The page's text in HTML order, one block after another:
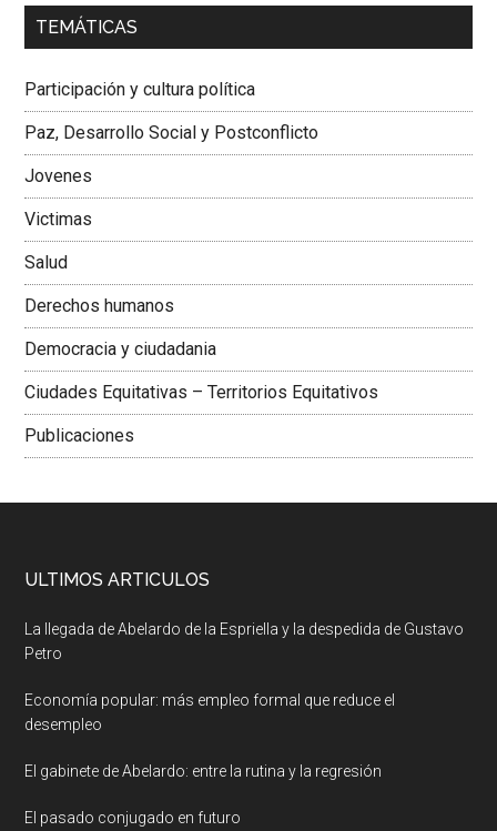
00:00 01:04
Dra. Carolina Corcho Mejía,Presidenta Corporación
Colombiana
TEMÁTICAS
Participación y cultura política
Paz, Desarrollo Social y Postconflicto
Jovenes
Victimas
Salud
Derechos humanos
Democracia y ciudadania
Ciudades Equitativas – Territorios Equitativos
Publicaciones
ULTIMOS ARTICULOS
La llegada de Abelardo de la Espriella y la despedida de Gustavo
Petro
Economía popular: más empleo formal que reduce el
desempleo
El gabinete de Abelardo: entre la rutina y la regresión
El pasado conjugado en futuro